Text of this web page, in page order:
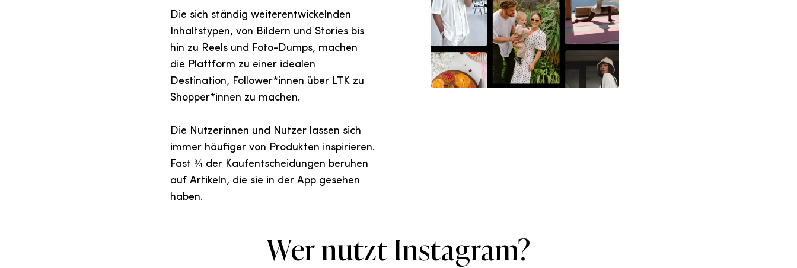
Die sich ständig weiterentwickelnden
Inhaltstypen, von Bildern und Stories bis
hin zu Reels und Foto-Dumps, machen
die Plattform zu einer idealen
Destination, Follower*innen über LTK zu
Shopper*innen zu machen.
Die Nutzerinnen und Nutzer lassen sich
immer häufiger von Produkten inspirieren.
Fast ¾ der Kaufentscheidungen beruhen
auf Artikeln, die sie in der App gesehen
haben.
Wer nutzt Instagram?